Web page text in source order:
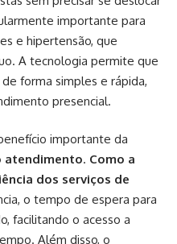
importante para
e hipertensão, que
A tecnologia permite que
forma simples e rápida,
presencial.
importante da
atendimento. Como a
dos serviços de
o tempo de espera para
facilitando o acesso a
Além disso, o